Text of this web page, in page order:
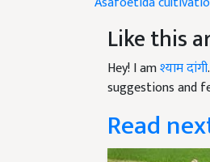
Like this
Hey! I amश्याम दांगी
suggestions and
Read